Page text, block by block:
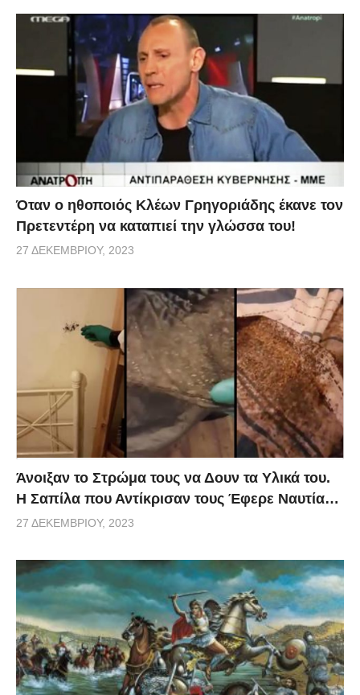
Όταν ο ηθοποιός Κλέων Γρηγοριάδης έκανε τον
Πρετεντέρη να καταπιεί την γλώσσα του!
27 ΔΕΚΕΜΒΡΊΟΥ, 2023
Άνοιξαν το Στρώμα τους να Δουν τα Υλικά του.
Η Σαπίλα που Αντίκρισαν τους Έφερε Ναυτία…
27 ΔΕΚΕΜΒΡΊΟΥ, 2023